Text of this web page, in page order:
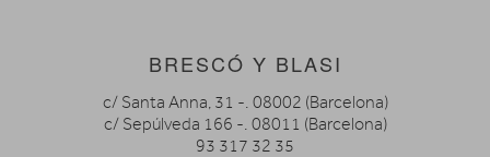
BRESCÓ Y BLASI
c/ Santa Anna, 31 -. 08002 (Barcelona)
c/ Sepúlveda 166 -. 08011 (Barcelona)
93 317 32 35